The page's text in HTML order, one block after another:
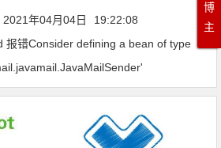
2021年04月04日
19:22:08
报错Consider defining a bean of type
博
主